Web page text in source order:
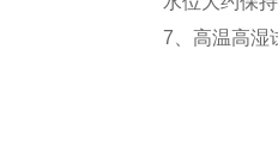
7、高温高湿